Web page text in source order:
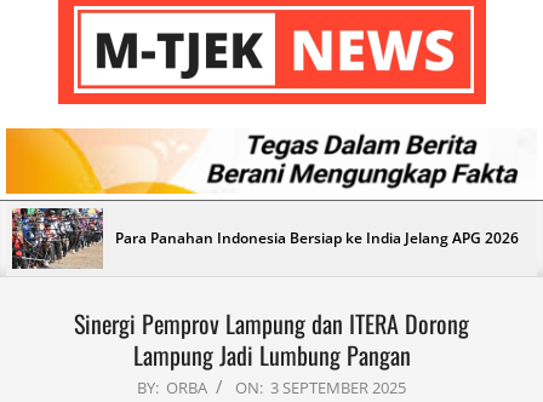
M-
TJEK
NEWS
Primary
Navigation
Menu
Para Panahan Indonesia Bersiap ke India Jelang APG 2026
Sinergi Pemprov Lampung dan ITERA Dorong
Lampung Jadi Lumbung Pangan
BY: ORBA ON: 3 SEPTEMBER 2025